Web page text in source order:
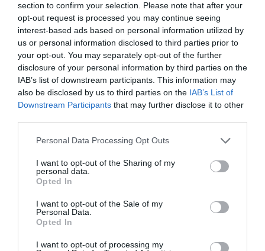
section to confirm your selection. Please note that after your
opt-out request is processed you may continue seeing
interest-based ads based on personal information utilized by
us or personal information disclosed to third parties prior to
your opt-out. You may separately opt-out of the further
disclosure of your personal information by third parties on the
IAB’s list of downstream participants. This information may
also be disclosed by us to third parties on the IAB’s List of
Downstream Participants that may further disclose it to other
Please note that this website/app uses one or more Google
not limited to your visit or usage behaviour. You may click to
grant or deny consent to Google and its third-party tags to
use your data for below specified purposes in below Google
consent section.
Personal Data Processing Opt Outs
I want to opt-out of the Sharing of my
personal data.
Opted In
I want to opt-out of the Sale of my
Personal Data.
Opted In
I want to opt-out of processing my
πιθανόν να σχετίζεται ή
επιδεινώνεται από τη διαδικασία
φαίνεται να είναι μικρότερος.
Κατέχοντας ηγετική θέση σε
εφαρμογές laser για διαθλαστική
επέμβαση και επέμβαση
ομάδα στην Ελλάδα, και ένα από
τα πρώτα στην Ευρώπη και σε
παγκόσμιο επίπεδο, που
ασπάστηκαν αυτήν την πολύ
συναρπαστική τεχνολογία.
Η αρχική κλινική εμπειρία μας έχει